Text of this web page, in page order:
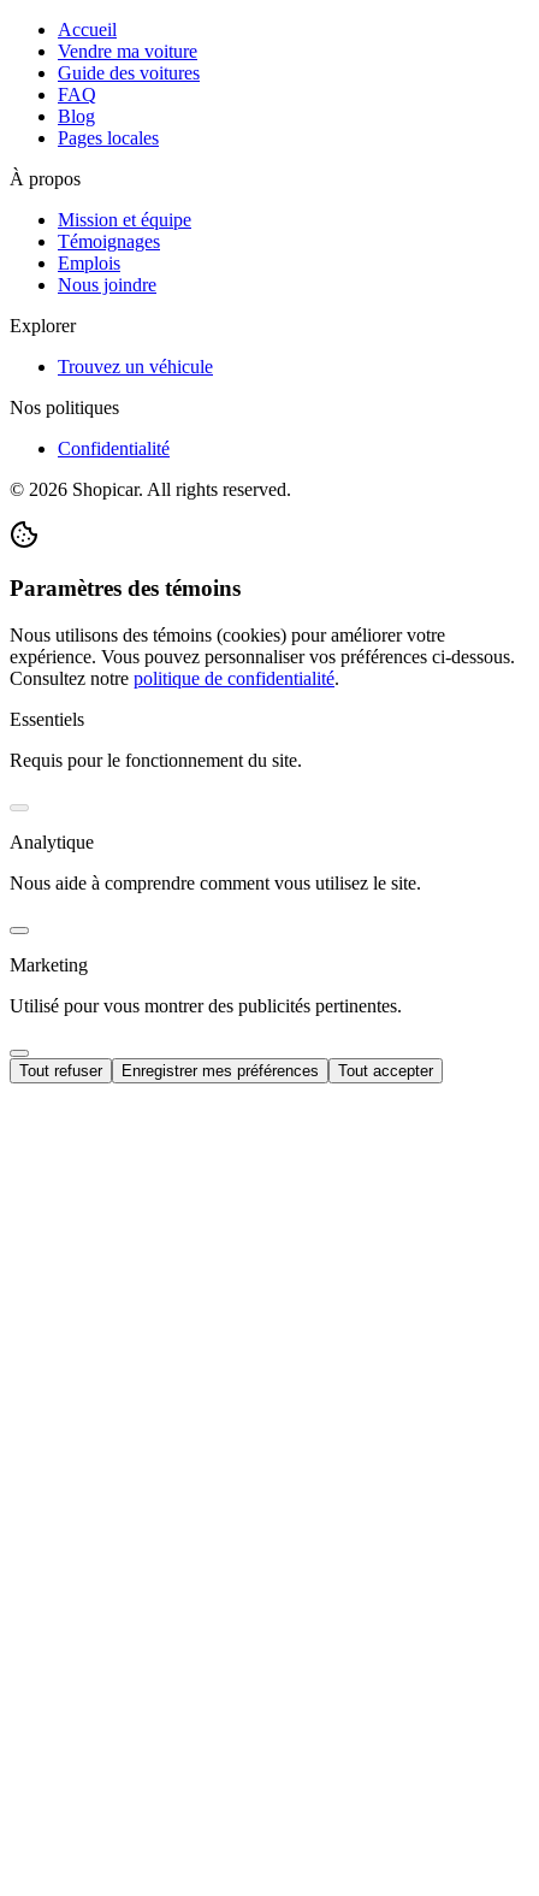
Accueil
Vendre ma voiture
Guide des voitures
FAQ
Blog
Pages locales
À propos
Mission et équipe
Témoignages
Emplois
Nous joindre
Explorer
Trouvez un véhicule
Nos politiques
Confidentialité
© 2026 Shopicar. All rights reserved.
Paramètres des témoins
Nous utilisons des témoins (cookies) pour améliorer votre
expérience. Vous pouvez personnaliser vos préférences ci-dessous.
Consultez notre politique de confidentialité.
Essentiels
Requis pour le fonctionnement du site.
Analytique
Nous aide à comprendre comment vous utilisez le site.
Marketing
Utilisé pour vous montrer des publicités pertinentes.
Tout refuser Enregistrer mes préférences Tout accepter